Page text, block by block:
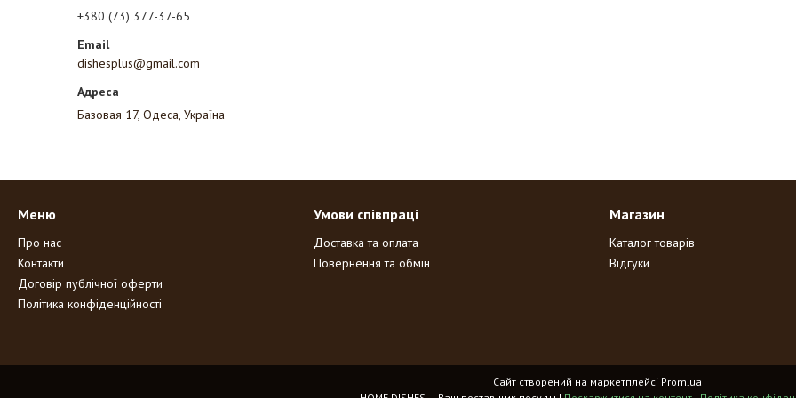
+380 (73) 377-37-65
dishesplus@gmail.com
Базовая 17, Одеса, Україна
Меню
Про нас
Контакти
Договір публічної оферти
Політика конфіденційності
Умови співпраці
Доставка та оплата
Повернення та обмін
Магазин
Каталог товарів
Відгуки
Сайт створений на маркетплейсі Prom.ua